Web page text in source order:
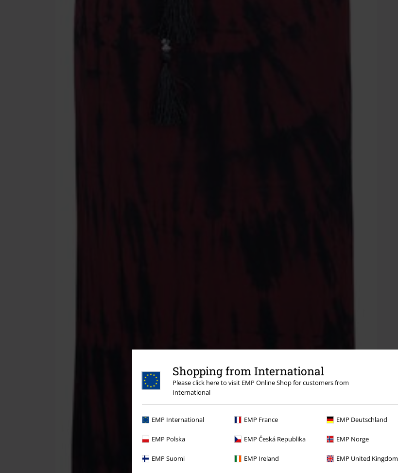
Shopping from International
Please click here to visit EMP Online Shop for customers from
International
EMP International EMP France EMP Deutschland
EMP Polska EMP Česká Republika EMP Norge
EMP Suomi EMP Ireland EMP United Kingdom